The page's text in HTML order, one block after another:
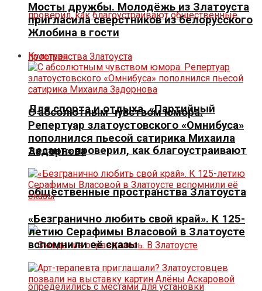
Для спорта и отдыха. «Партийный
десант» проверил, как благоустраивают
общественные пространства Златоуста
Мосты дружбы. Молодёжь из Златоуста
пригласила сверстников из белорусского
Жлобина в гости
Культура
С абсолютным чувством юмора.
Репертуар златоустовского «Омнибуса»
пополнился пьесой сатирика Михаила
Задорнова
«Безгранично любить свой край». К 125-
летию Серафимы Власовой в Златоусте
вспомнили её сказы